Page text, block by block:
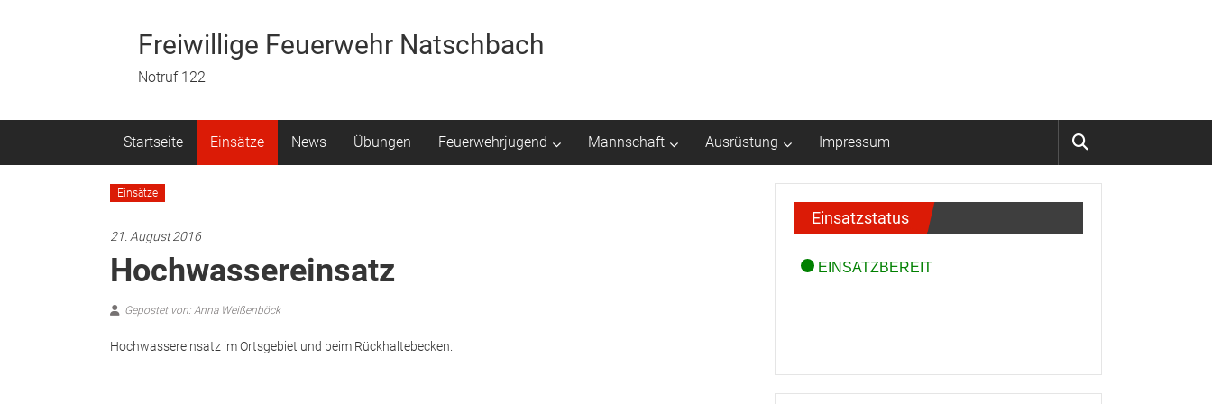
Freiwillige Feuerwehr Natschbach
Notruf 122
Startseite Einsätze News Übungen Feuerwehrjugend Mannschaft Ausrüstung Impressum
Einsätze
21. August 2016
Hochwassereinsatz
Gepostet von: Anna Weißenböck
Hochwassereinsatz im Ortsgebiet und beim Rückhaltebecken.
Einsatzstatus